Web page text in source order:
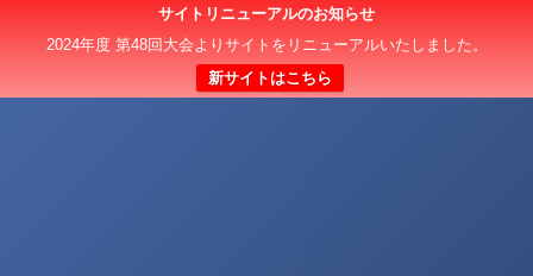
サイトリニューアルのお知らせ
2024年度 第48回大会よりサイトをリニューアルいたしました。
新サイトはこちら